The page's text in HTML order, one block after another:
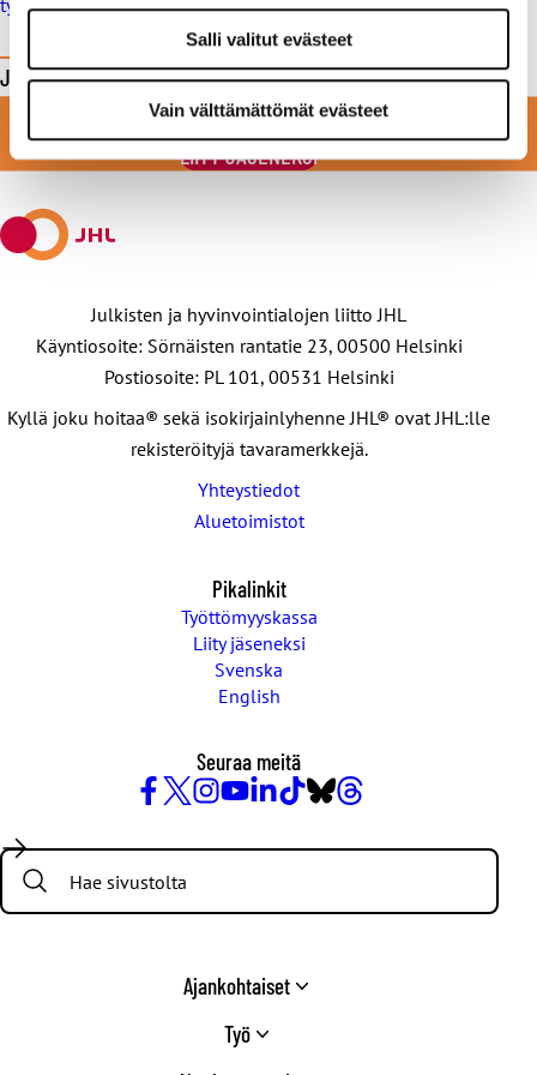
Salli valitut evästeet
Vain välttämättömät evästeet
Jaa tämä sivu
Facebookissa
Jaa
viestipalvelu
X:ssä
Jaa
sähköpostilla
Jaa
WhatsAppilla
Jaa
Telegramilla
LIITY VAHVAAN JOUKKOON
LIITY JÄSENEKSI
Julkisten ja hyvinvointialojen liitto JHL
Käyntiosoite: Sörnäisten rantatie 23, 00500 Helsinki
Postiosoite: PL 101, 00531 Helsinki
Kyllä joku hoitaa® sekä isokirjainlyhenne JHL® ovat JHL:lle
rekisteröityjä tavaramerkkejä.
Yhteystiedot
Aluetoimistot
Pikalinkit
Työttömyyskassa
Liity jäseneksi
Svenska
English
Seuraa meitä
/
Twitter
Search:
Ajankohtaiset
Työ